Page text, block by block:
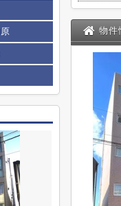
物件